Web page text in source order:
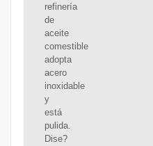
refinería
de
aceite
comestible
adopta
acero
inoxidable
y
está
pulida.
Dise?